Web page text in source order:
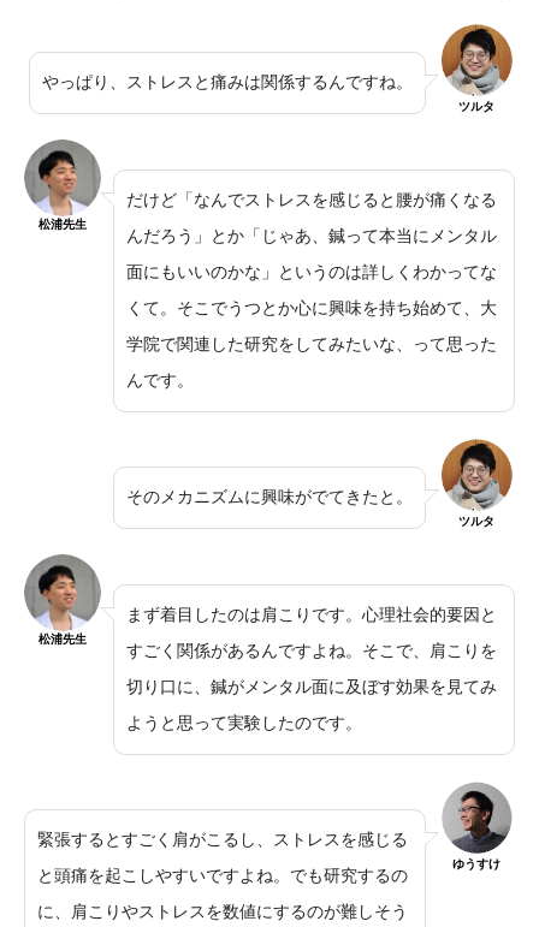
やっぱり、ストレスと痛みは関係するんですね。
ツルタ
松浦先生
だけど「なんでストレスを感じると腰が痛くなる
んだろう」とか「じゃあ、鍼って本当にメンタル
面にもいいのかな」というのは詳しくわかってな
くて。そこでうつとか心に興味を持ち始めて、大
学院で関連した研究をしてみたいな、って思った
んです。
そのメカニズムに興味がでてきたと。
ツルタ
松浦先生
まず着目したのは肩こりです。心理社会的要因と
すごく関係があるんですよね。そこで、肩こりを
切り口に、鍼がメンタル面に及ぼす効果を見てみ
ようと思って実験したのです。
緊張するとすごく肩がこるし、ストレスを感じる
と頭痛を起こしやすいですよね。でも研究するの
に、肩こりやストレスを数値にするのが難しそう
ゆうすけ